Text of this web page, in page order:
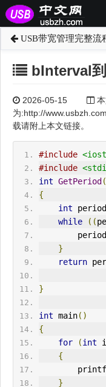
USB带宽管理完整流
bInterval
2026-05-15
为:http://
载请附上本文链接。
#include
#include
int GetPeriod (
{
int period
while
((
        period
}
return
}
int main()
{
for
(int i
{
        printf
}